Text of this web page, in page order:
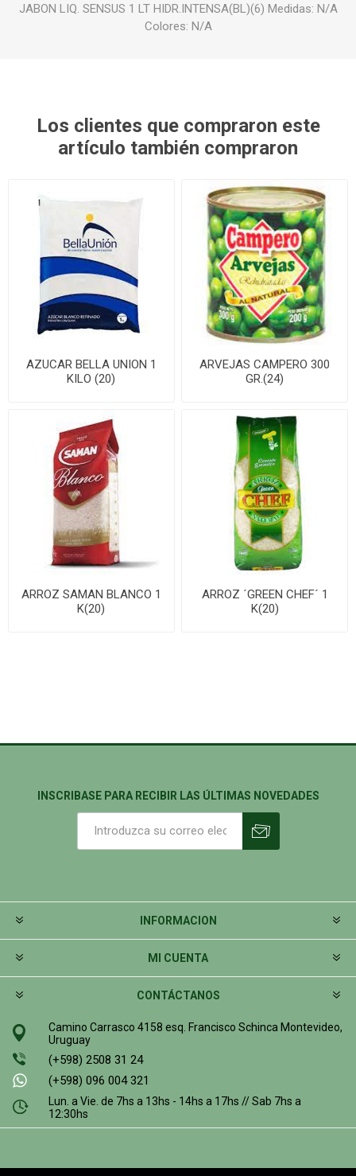
JABON LIQ. SENSUS 1 LT HIDR.INTENSA(BL)(6) Medidas: N/A
Colores: N/A
Los clientes que compraron este
artículo también compraron
AZUCAR BELLA UNION 1
KILO (20)
ARVEJAS CAMPERO 300
GR.(24)
ARROZ SAMAN BLANCO 1
K(20)
ARROZ ´GREEN CHEF´ 1
K(20)
INSCRIBASE PARA RECIBIR LAS ÚLTIMAS NOVEDADES
INFORMACION
MI CUENTA
CONTÁCTANOS
Camino Carrasco 4158 esq. Francisco Schinca Montevideo,
Uruguay
(+598) 2508 31 24
(+598) 096 004 321
Lun. a Vie. de 7hs a 13hs - 14hs a 17hs // Sab 7hs a
12:30hs